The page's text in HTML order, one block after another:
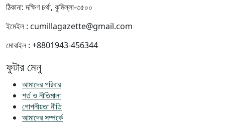
ঠিকানা: দক্ষিণ চর্থা, কুমিল্লা-৩৫০০
ইমেইল : cumillagazette@gmail.com
মোবাইল : +8801943-456344
ফুটার মেনু
আমাদের পরিবার
শর্ত ও নীতিমালা
গোপনীয়তা নীতি
আমাদের সম্পর্কে